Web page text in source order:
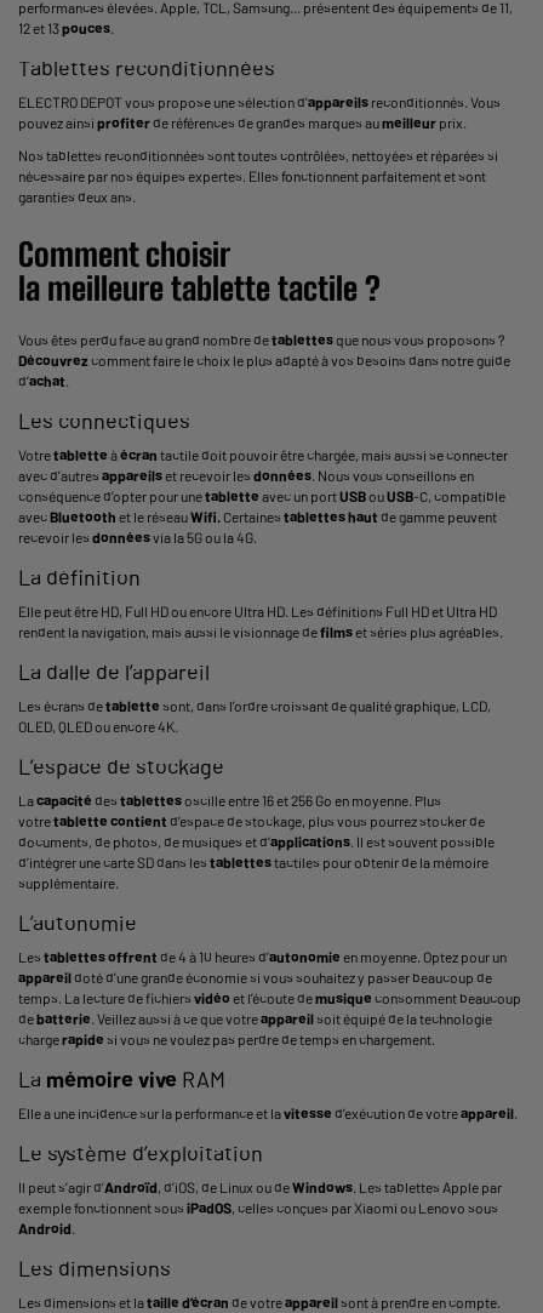
performances élevées. Apple, TCL, Samsung... présentent des équipements de 11,
12 et 13pouces.
Tablettes reconditionnées
ELECTRO DEPOT vous propose une sélection d'appareils reconditionnés. Vous
pouvez ainsi profiterde références de grandes marques aumeilleur prix.
Nos tablettes reconditionnées sont toutes contrôlées, nettoyées et réparées si
nécessaire par nos équipes expertes. Elles fonctionnent parfaitement et sont
garanties deux ans.
Comment choisir
la meilleuretablettetactile ?
Vous êtes perdu face au grand nombre detablettes que nous vous proposons ?
Découvrez comment faire le choix le plus adapté à vos besoins dans notre guide
d’achat.
Les connectiques
Votretablette àécran tactile doit pouvoir être chargée, mais aussi se connecter
avec d’autres appareilset recevoir les données. Nous vous conseillons en
conséquence d’opter pour unetablette avec un portUSBouUSB-C, compatible
avecBluetooth et le réseauWifi. Certaines tabletteshaut de gamme peuvent
recevoir les donnéesvia la 5G ou la 4G.
La définition
Elle peut être HD, Full HD ou encore Ultra HD. Les définitions Full HD et Ultra HD
rendent la navigation, mais aussi le visionnage defilmset séries plus agréables.
La dalle de l’appareil
Les écrans detablette sont, dans l’ordre croissant de qualité graphique, LCD,
OLED, QLED ou encore 4K.
L’espace de stockage
Lacapacité des tablettesoscille entre 16 et 256 Go en moyenne. Plus
votretablette contient d’espace de stockage, plus vous pourrez stocker de
documents, de photos, de musiques et d’applications. Il est souvent possible
d’intégrer une carte SD dans les tablettestactiles pour obtenir de la mémoire
supplémentaire.
L’autonomie
Les tablettesoffrent de 4 à 10 heures d’autonomie en moyenne. Optez pour un
appareildoté d’une grande économie si vous souhaitez y passer beaucoup de
temps. La lecture de fichiers vidéo et l’écoute demusique consomment beaucoup
debatterie. Veillez aussi à ce que votreappareilsoit équipé de la technologie
chargerapide si vous ne voulez pas perdre de temps en chargement.
La mémoire vive RAM
Elle a une incidence sur la performance et lavitesse d’exécution de votreappareil.
Le système d’exploitation
Il peut s’agir d’Androïd, d’iOS, de Linux ou deWindows. Les tablettes Apple par
exemple fonctionnent sous iPadOS, celles conçues par Xiaomi ou Lenovo sous
Android.
Les dimensions
Les dimensions et lataille d’écran de votreappareilsont à prendre en compte.